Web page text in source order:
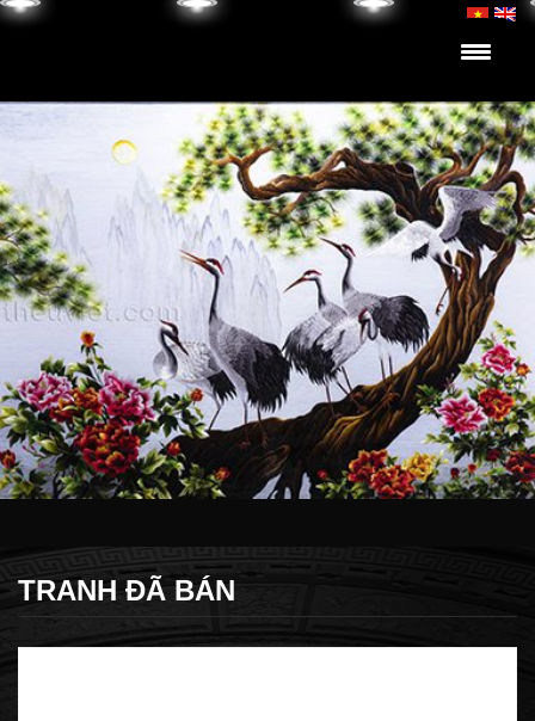
Skip to content
TRANH ĐÃ BÁN